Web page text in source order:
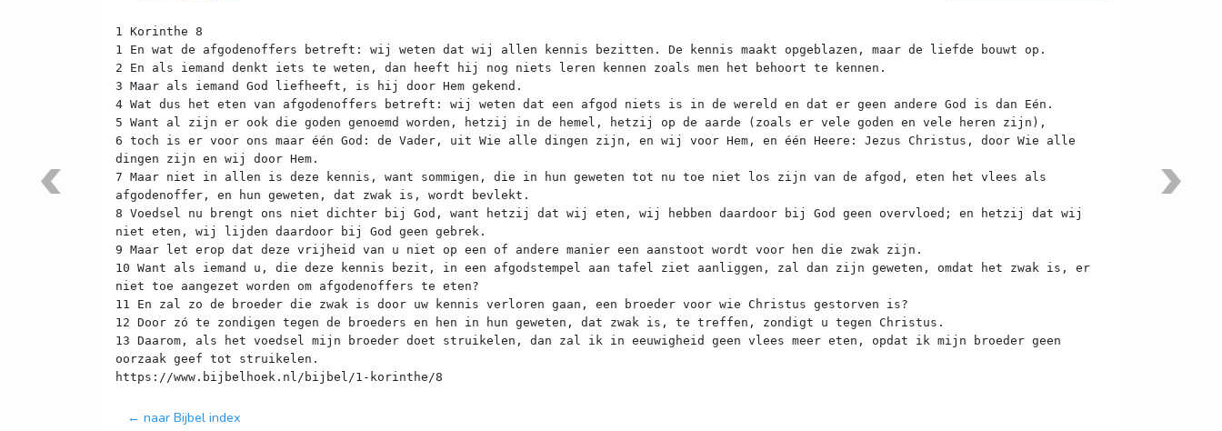
1 Korinthe 8
1 En wat de afgodenoffers betreft: wij weten dat wij allen kennis bezitten. De kennis maakt opgeblazen, maar de liefde bouwt op.
2 En als iemand denkt iets te weten, dan heeft hij nog niets leren kennen zoals men het behoort te kennen.
3 Maar als iemand God liefheeft, is hij door Hem gekend.
4 Wat dus het eten van afgodenoffers betreft: wij weten dat een afgod niets is in de wereld en dat er geen andere God is dan Eén.
5 Want al zijn er ook die goden genoemd worden, hetzij in de hemel, hetzij op de aarde (zoals er vele goden en vele heren zijn),
6 toch is er voor ons maar één God: de Vader, uit Wie alle dingen zijn, en wij voor Hem, en één Heere: Jezus Christus, door Wie alle
dingen zijn en wij door Hem.
7 Maar niet in allen is deze kennis, want sommigen, die in hun geweten tot nu toe niet los zijn van de afgod, eten het vlees als
afgodenoffer, en hun geweten, dat zwak is, wordt bevlekt.
8 Voedsel nu brengt ons niet dichter bij God, want hetzij dat wij eten, wij hebben daardoor bij God geen overvloed; en hetzij dat wij
niet eten, wij lijden daardoor bij God geen gebrek.
9 Maar let erop dat deze vrijheid van u niet op een of andere manier een aanstoot wordt voor hen die zwak zijn.
10 Want als iemand u, die deze kennis bezit, in een afgodstempel aan tafel ziet aanliggen, zal dan zijn geweten, omdat het zwak is, er
niet toe aangezet worden om afgodenoffers te eten?
11 En zal zo de broeder die zwak is door uw kennis verloren gaan, een broeder voor wie Christus gestorven is?
12 Door zó te zondigen tegen de broeders en hen in hun geweten, dat zwak is, te treffen, zondigt u tegen Christus.
13 Daarom, als het voedsel mijn broeder doet struikelen, dan zal ik in eeuwigheid geen vlees meer eten, opdat ik mijn broeder geen
oorzaak geef tot struikelen.
← naar Bijbel index